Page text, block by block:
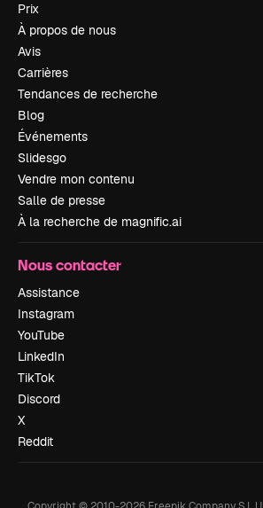
Prix
À propos de nous
Avis
Carrières
Tendances de recherche
Blog
Événements
Slidesgo
Vendre mon contenu
Salle de presse
À la recherche de magnific.ai
Nous contacter
Assistance
Instagram
YouTube
LinkedIn
TikTok
Discord
X
Reddit